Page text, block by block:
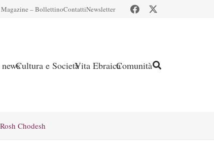
– BollettinoContattiNewsletter
Cultura e SocietàVita EbraicaComunità
Chodesh